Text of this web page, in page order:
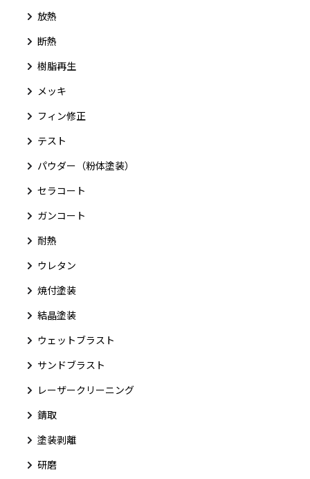
放熱
断熱
樹脂再生
メッキ
フィン修正
テスト
パウダー（粉体塗装）
セラコート
ガンコート
耐熱
ウレタン
焼付塗装
結晶塗装
ウェットブラスト
サンドブラスト
レーザークリーニング
錆取
塗装剥離
研磨